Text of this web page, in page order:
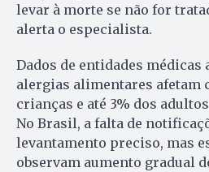
levar à morte se não for
alerta o especialista.
Dados de entidades médicas
alergias alimentares afetam
crianças e até 3% dos
No Brasil, a falta de
levantamento preciso, mas
observam aumento gradual